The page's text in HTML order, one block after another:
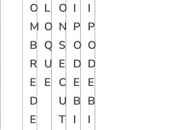
O
M
B
R
E
D
E
L
O
Q
U
E
O
N
S
E
C
U
T
I
P
O
D
E
B
I
I
P
O
D
E
B
I